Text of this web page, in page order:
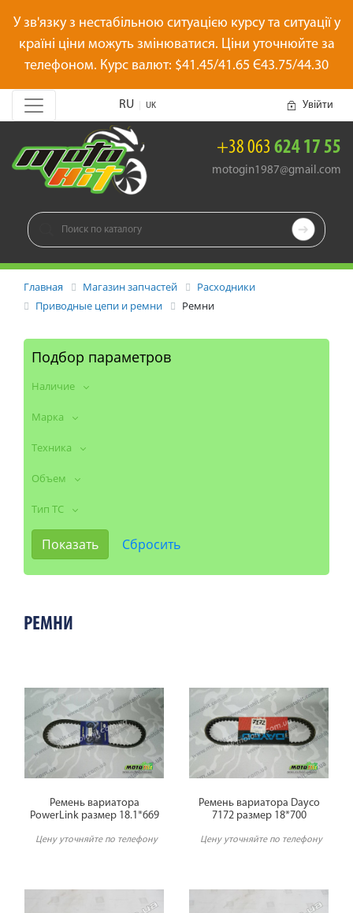
У зв'язку з нестабільною ситуацією курсу та ситуації у
країні ціни можуть змінюватися. Ціни уточнюйте за
телефоном. Курс валют: $41.45/41.65 Є43.75/44.30
RU UK Увійти
+38 063 624 17 55
motogin1987@gmail.com

Главная Магазин запчастей
Расходники
Приводные цепи и ремни
Ремни
Подбор параметров
Наличие
Марка
Техника
Объем
Тип ТС
РЕМНИ
Ремень вариатора
PowerLink размер 18.1*669
Цену уточняйте по телефону
Ремень вариатора Dayco
7172 размер 18*700
Цену уточняйте по телефону